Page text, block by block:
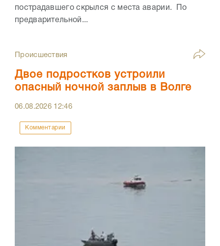
пострадавшего скрылся с места аварии. По
предварительной...
Происшествия
Двое подростков устроили
опасный ночной заплыв в Волге
06.08.2026 12:46
Комментарии